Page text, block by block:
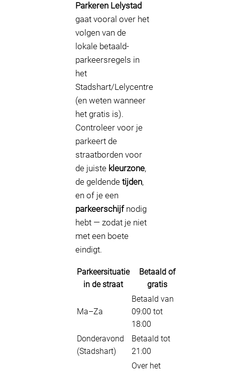
Parkeren Lelystad
gaat vooral over het
volgen van de
lokale betaald-
parkeersregels in
het
Stadshart/Lelycentre
(en weten wanneer
het gratis is).
Controleer voor je
parkeert de
straatborden voor
de juiste kleurzone,
de geldende tijden,
en of je een
parkeerschijfnodig
hebt — zodat je niet
met een boete
eindigt.
Parkeersituatie
in de straat
Betaald of
gratis
Ma–Za
Betaald van
09:00 tot
18:00
Donderavond
(Stadshart)
Betaald tot
21:00
Over het